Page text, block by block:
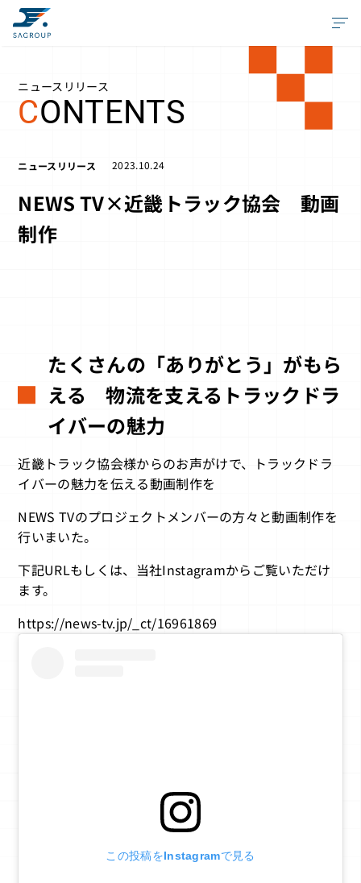
ニュースリリース
CONTENTS
ニュースリリース 2023.10.24
NEWS TV×近畿トラック協会 動画
制作
たくさんの「ありがとう」がもら
える 物流を支えるトラックドラ
イバーの魅力
近畿トラック協会様からのお声がけで、トラックドラ
イバーの魅力を伝える動画制作を
NEWS TVのプロジェクトメンバーの方々と動画制作を
行いまいた。
下記URLもしくは、当社Instagramからご覧いただけ
ます。
https://news-tv.jp/_ct/16961869
この投稿をInstagramで見る